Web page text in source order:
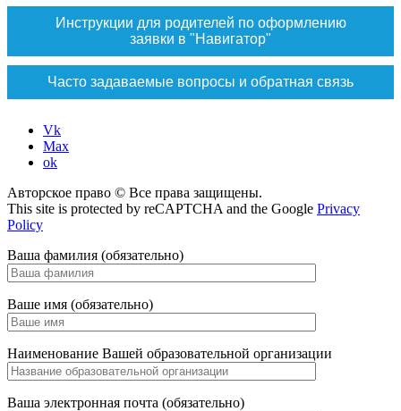
Инструкции для родителей по оформлению
заявки в "Навигатор"
Часто задаваемые вопросы и обратная связь
Vk
Max
ok
Авторское право © Все права защищены.
This site is protected by reCAPTCHA and the Google Privacy
Policy
Ваша фамилия (обязательно)
Ваше имя (обязательно)
Наименование Вашей образовательной организации
Ваша электронная почта (обязательно)